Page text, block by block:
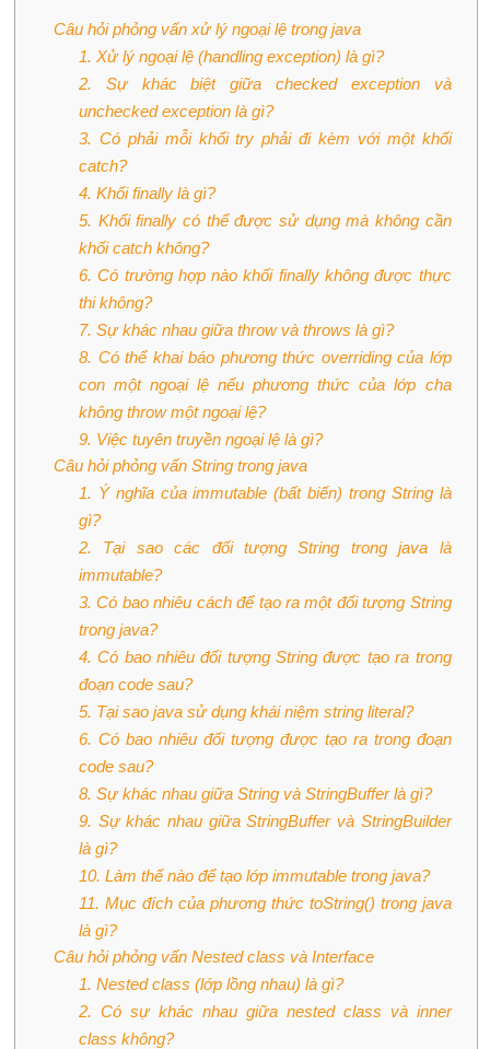
Câu hỏi phỏng vấn xử lý ngoại lệ trong java
1. Xử lý ngoại lệ (handling exception) là gì?
2. Sự khác biệt giữa checked exception và
unchecked exception là gì?
3. Có phải mỗi khối try phải đi kèm với một khối
catch?
4. Khối finally là gì?
5. Khối finally có thể được sử dụng mà không cần
khối catch không?
6. Có trường hợp nào khối finally không được thực
thi không?
7. Sự khác nhau giữa throw và throws là gì?
8. Có thể khai báo phương thức overriding của lớp
con một ngoại lệ nếu phương thức của lớp cha
không throw một ngoại lệ?
9. Việc tuyên truyền ngoại lệ là gì?
Câu hỏi phỏng vấn String trong java
1. Ý nghĩa của immutable (bất biến) trong String là
gì?
2. Tại sao các đối tượng String trong java là
immutable?
3. Có bao nhiêu cách để tạo ra một đối tượng String
trong java?
4. Có bao nhiêu đối tượng String được tạo ra trong
đoạn code sau?
5. Tại sao java sử dụng khái niệm string literal?
6. Có bao nhiêu đối tượng được tạo ra trong đoạn
code sau?
8. Sự khác nhau giữa String và StringBuffer là gì?
9. Sự khác nhau giữa StringBuffer và StringBuilder
là gì?
10. Làm thế nào để tạo lớp immutable trong java?
11. Mục đích của phương thức toString() trong java
là gì?
Câu hỏi phỏng vấn Nested class và Interface
1. Nested class (lớp lồng nhau) là gì?
2. Có sự khác nhau giữa nested class và inner
class không?